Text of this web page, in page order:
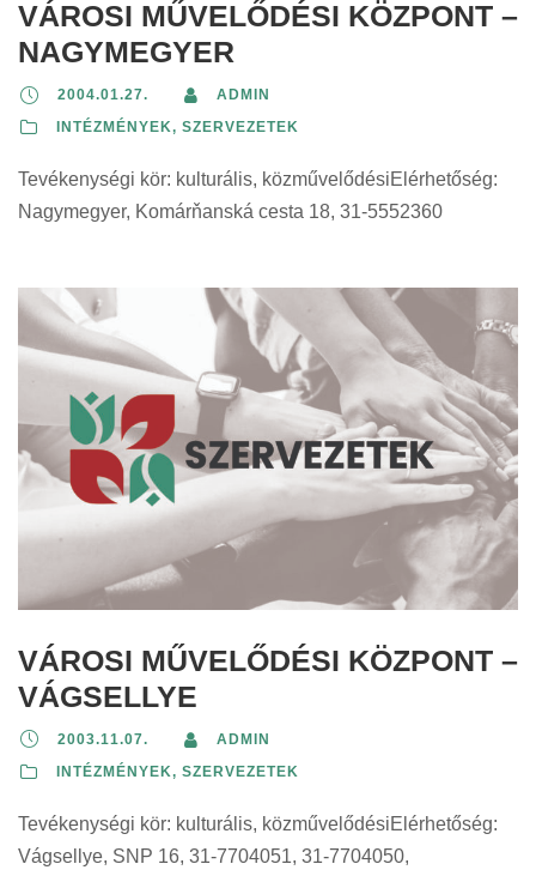
VÁROSI MŰVELŐDÉSI KÖZPONT –
NAGYMEGYER
2004.01.27.
ADMIN
INTÉZMÉNYEK, SZERVEZETEK
Tevékenységi kör: kulturális, közművelődésiElérhetőség:
Nagymegyer, Komárňanská cesta 18, 31-5552360
VÁROSI MŰVELŐDÉSI KÖZPONT –
VÁGSELLYE
2003.11.07.
ADMIN
INTÉZMÉNYEK, SZERVEZETEK
Tevékenységi kör: kulturális, közművelődésiElérhetőség:
Vágsellye, SNP 16, 31-7704051, 31-7704050,